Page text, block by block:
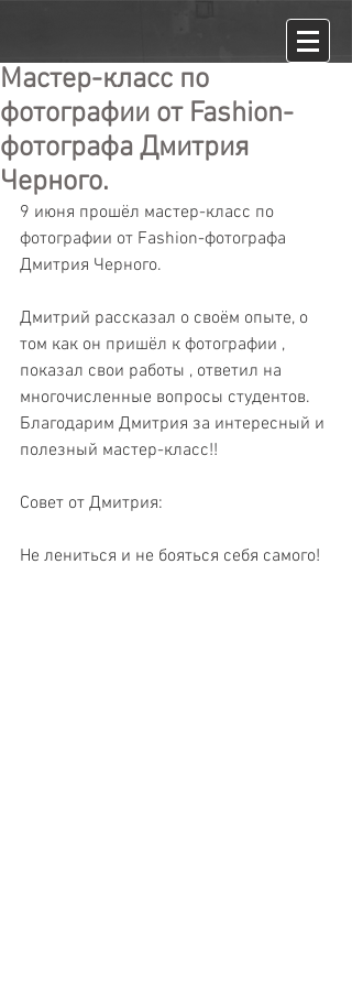
Мастер-класс по
фотографии от Fashion-
фотографа Дмитрия
Черного.
9 июня прошёл мастер-класс по
фотографии от Fashion-фотографа
Дмитрия Черного.
Дмитрий рассказал о своём опыте, о
том как он пришёл к фотографии ,
показал свои работы , ответил на
многочисленные вопросы студентов.
Благодарим Дмитрия за интересный и
полезный мастер-класс!!
Совет от Дмитрия:
Не лениться и не бояться себя самого!